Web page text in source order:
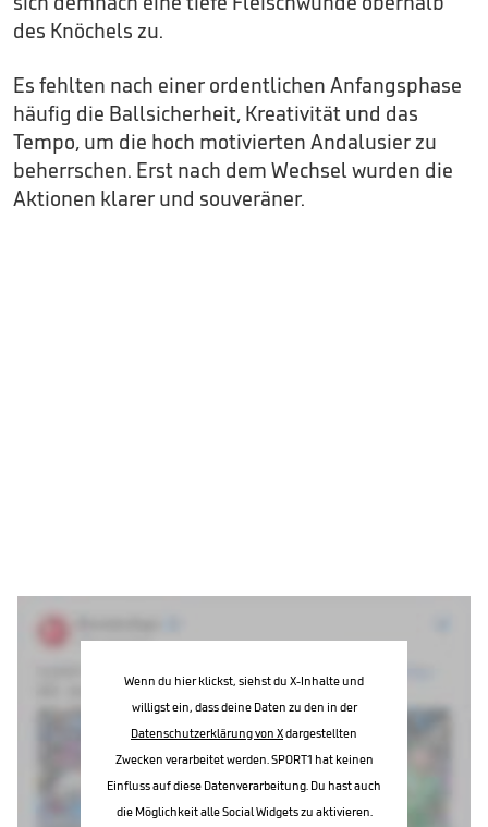
des Knöchels zu.
Es fehlten nach einer ordentlichen Anfangsphase
häufig die Ballsicherheit, Kreativität und das
Tempo, um die hoch motivierten Andalusier zu
beherrschen. Erst nach dem Wechsel wurden die
Aktionen klarer und souveräner.
Wenn du hier klickst, siehst du X-Inhalte und
willigst ein, dass deine Daten zu den in der
Datenschutzerklärung von Xdargestellten
Zwecken verarbeitet werden. SPORT1 hat keinen
Einfluss auf diese Datenverarbeitung. Du hast auch
die Möglichkeit alle Social Widgets zu aktivieren.